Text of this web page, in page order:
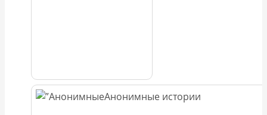
Анонимные истории